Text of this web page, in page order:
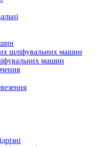
шліфувальних машин
машин